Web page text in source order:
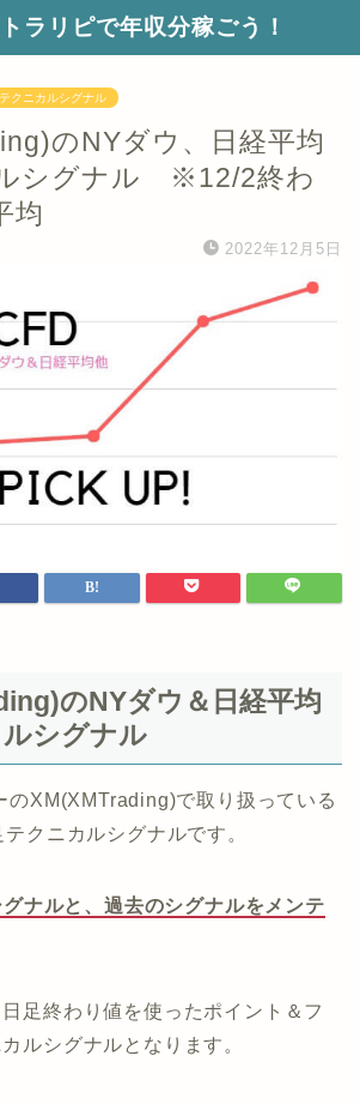
ラリピで年収分稼ごう！
クニカルシグナル
のNYダウ、日経平均
シグナル ※12/2終わ
均
2022年12月5日
のNYダウ＆日経平均
シグナル
のXM(XMTrading)で取り扱っている
クニカルシグナルです。
ナルと、過去のシグナルをメンテ
足終わり値を使ったポイント＆フ
ルシグナルとなります。